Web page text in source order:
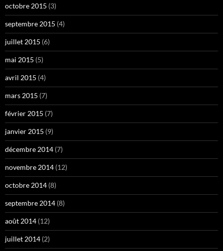
octobre 2015 (3)
septembre 2015 (4)
juillet 2015 (6)
mai 2015 (5)
avril 2015 (4)
mars 2015 (7)
février 2015 (7)
janvier 2015 (9)
décembre 2014 (7)
novembre 2014 (12)
octobre 2014 (8)
septembre 2014 (8)
août 2014 (12)
juillet 2014 (2)